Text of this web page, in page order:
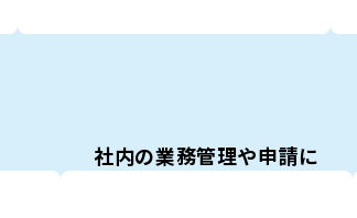
社内の業務管理や申請に